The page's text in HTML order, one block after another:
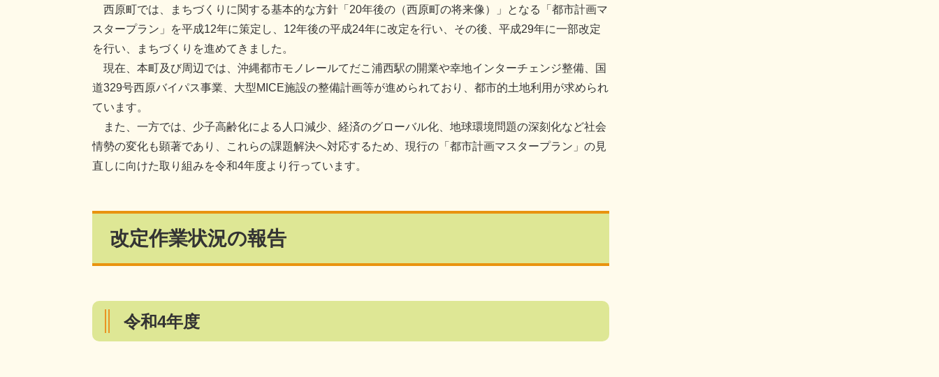
西原町では、まちづくりに関する基本的な方針「20年後の（西原町の将来像）」となる「都市計画マ
スタープラン」を平成12年に策定し、12年後の平成24年に改定を行い、その後、平成29年に一部改定
を行い、まちづくりを進めてきました。
現在、本町及び周辺では、沖縄都市モノレールてだこ浦西駅の開業や幸地インターチェンジ整備、国
道329号西原バイパス事業、大型MICE施設の整備計画等が進められており、都市的土地利用が求められ
ています。
また、一方では、少子高齢化による人口減少、経済のグローバル化、地球環境問題の深刻化など社会
情勢の変化も顕著であり、これらの課題解決へ対応するため、現行の「都市計画マスタープラン」の見
直しに向けた取り組みを令和4年度より行っています。
改定作業状況の報告
令和4年度